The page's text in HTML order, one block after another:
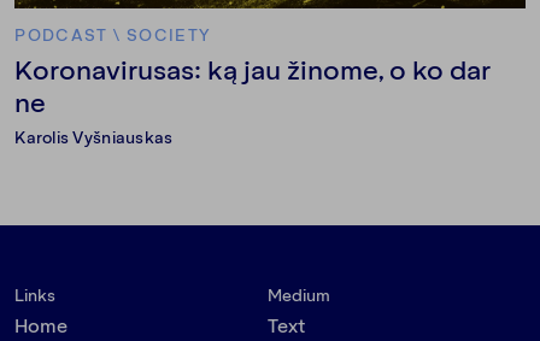
PODCAST \ SOCIETY
Koronavirusas: ką jau žinome, o ko dar
ne
Karolis Vyšniauskas
Links
Home
Medium
Text